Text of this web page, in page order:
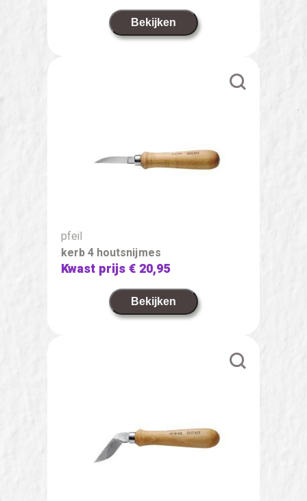
Bekijken
pfeil
kerb 4 houtsnijmes
Kwast prijs€ 20,95
Bekijken